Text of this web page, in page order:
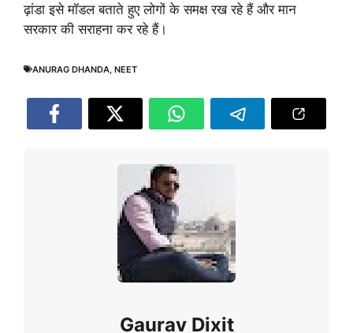
ढ़ांडा इसे मॉडल बताते हुए लोगों के समक्ष रख रहे हैं और मान
सरकार की सराहना कर रहे हैं।
ANURAG DHANDA, NEET
Gaurav Dixit